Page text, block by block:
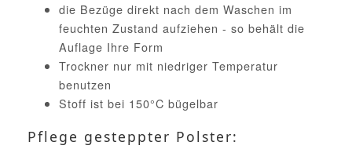
die Bezüge direkt nach dem Waschen im
feuchten Zustand aufziehen - so behält die
Auflage Ihre Form
Trockner nur mit niedriger Temperatur
benutzen
Stoff ist bei 150°C bügelbar
Pflege gesteppter Polster: